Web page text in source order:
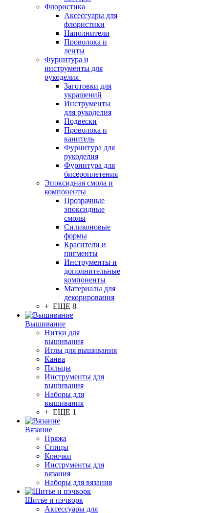
Флористика
Аксессуары для
флористики
Наполнители
Проволока и
ленты
Фурнитура и
инструменты для
рукоделия
Заготовки для
украшений
Инструменты
для рукоделия
Подвески
Проволока и
канитель
Фурнитура для
рукоделия
Фурнитура для
бисероплетения
Эпоксидная смола и
компоненты
Прозрачные
эпоксидные
смолы
Силиконовые
формы
Красители и
пигменты
Инструменты и
дополнительные
компоненты
Материалы для
декорирования
+ ЕЩЕ 8
Вышивание
Нитки для
вышивания
Иглы для вышивания
Канва
Пяльцы
Инструменты для
вышивания
Наборы для
вышивания
+ ЕЩЕ 1
Вязание
Пряжа
Спицы
Крючки
Инструменты для
вязания
Наборы для вязания
Шитье и пэчворк
Аксессуары для